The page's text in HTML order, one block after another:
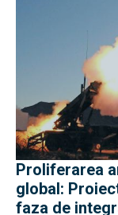
Proliferarea
global:
faza de